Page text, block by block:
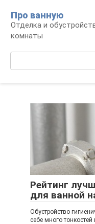
контенту
Про ванную
Отделка и
комнаты
Рейтинг
для ванной
Обустройство
себе много